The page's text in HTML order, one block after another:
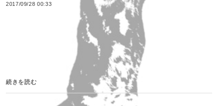
2017/09/28 00:33
続きを読む